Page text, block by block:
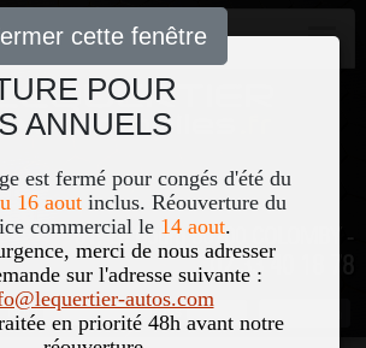
POUR
ANNUELS
est fermé pour congés d'été du
16 aout inclus. Réouverture du
commercial le 14 aout.
merci de nous adresser
sur l'adresse suivante :
autos.com
en priorité 48h avant notre
cette fenêtre
51, Le Bourg 50700 COLOMBY -
02 33 40 18 78
Nom Pass